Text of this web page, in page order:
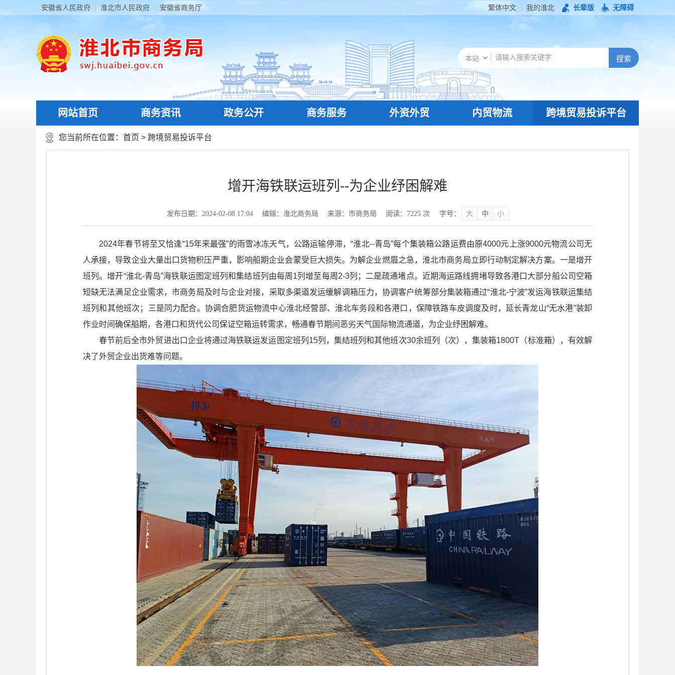
安徽省人民政府 淮北市人民政府 安徽省商务厅 繁体中文 我的淮北 长辈版 无障碍
网站首页 商务资讯 政务公开 商务服务 外资外贸 内贸物流 跨境贸易投诉平台
您当前所在位置： 首页 > 跨境贸易投诉平台
增开海铁联运班列--为企业纾困解难
发布日期：2024-02-08 17:04 编辑：淮北商务局 来源：市商务局 阅读： 7225次 字号： 大 中 小
2024年春节将至又恰逢“15年来最强”的雨雪冰冻天气，公路运输停滞，“淮北--青岛”每个集装箱公路运费由原4000元上涨9000元物流公司无
人承接，导致企业大量出口货物积压严重，影响船期企业会蒙受巨大损失。为解企业燃眉之急，淮北市商务局立即行动制定解决方案。一是增开
班列。增开“淮北-青岛”海铁联运图定班列和集结班列由每周1列增至每周2-3列；二是疏通堵点。近期海运路线拥堵导致各港口大部分船公司空箱
短缺无法满足企业需求，市商务局及时与企业对接，采取多渠道发运缓解调箱压力，协调客户统筹部分集装箱通过“淮北-宁波”发运海铁联运集结
班列和其他班次；三是同力配合。协调合肥货运物流中心淮北经营部、淮北车务段和各港口，保障铁路车皮调度及时，延长青龙山“无水港”装卸
作业时间确保船期，各港口和货代公司保证空箱运转需求，畅通春节期间恶劣天气国际物流通道，为企业纾困解难。
春节前后全市外贸进出口企业将通过海铁联运发运图定班列15列，集结班列和其他班次30余班列（次），集装箱1800T（标准箱），有效解
决了外贸企业出货难等问题。